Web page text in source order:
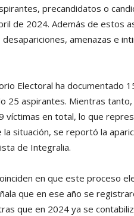
precandidatos o
de 2024. Además de estos
amenazas e
Electoral ha documentado
25 aspirantes. Mientras
víctimas en total, lo que
situación, se reportó la
de Integralia.
en que este proceso
que en ese año se
que en 2024 ya se